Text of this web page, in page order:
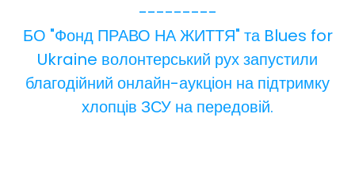
---------
БО "Фонд ПРАВО НА ЖИТТЯ" та Blues for
Ukraine волонтерський рух запустили
благодійний онлайн-аукціон на підтримку
хлопців ЗСУ на передовій.